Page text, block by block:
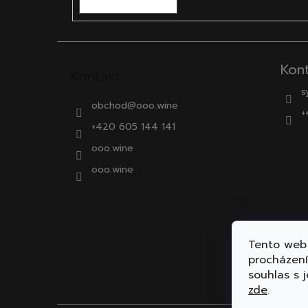
Tento
souhlas s
zde.
obchod@ooo.wine
+420 605 144 141
ooo.wine
ooo.wine